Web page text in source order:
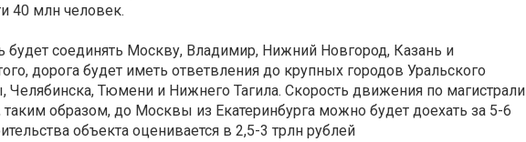
40 млн человек.
будет соединять Москву, Владимир, Нижний Новгород, Казань и
дорога будет иметь ответвления до крупных городов Уральского
Тюмени и Нижнего Тагила. Скорость движения по магистрали
таким образом, до Москвы из Екатеринбурга можно будет доехать за 5-6
объекта оценивается в 2,5-3 трлн рублей